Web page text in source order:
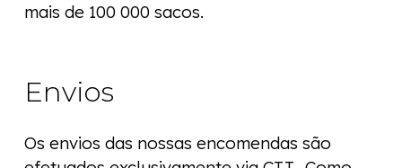
mais de 100 000 sacos.
Envios
Os envios das nossas encomendas são